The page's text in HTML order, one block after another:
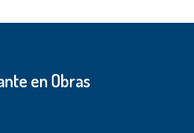
en Obras